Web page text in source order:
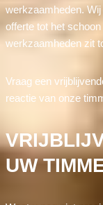
werkzaamheden.
offerte tot het
werkzaamheden zit
Vraag een
reactie van onze
UW